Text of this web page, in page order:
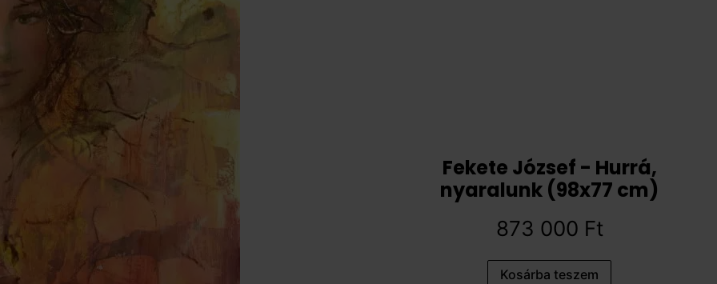
Fekete József - Hurrá,
nyaralunk (98x77 cm)
873 000 Ft
Kosárba teszem